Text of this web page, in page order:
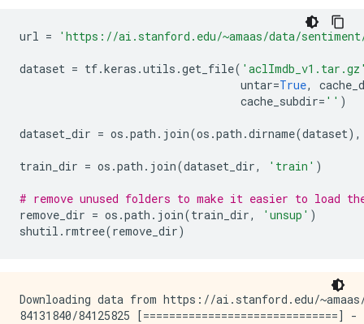
url = 'https://ai.stanford.edu/~amaas/data/
dataset = tf.keras .utils .get_file(
untar=True,
cache_subdir= '' )
dataset_dir = os .path . join(os .path .dirname(dataset),
train_dir = os .path . join(dataset_dir, 'train' )
# remove unused folders to make it easier to load
remove_dir = os .path . join(train_dir, 'unsup' )
shutil . rmtree(remove_dir)
Downloading data from https://ai.stanford.edu/
84131840/84125825